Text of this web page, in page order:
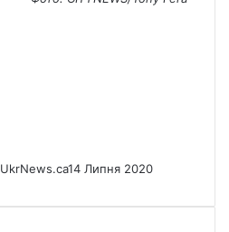
UkrNews.ca14 Липня 2020